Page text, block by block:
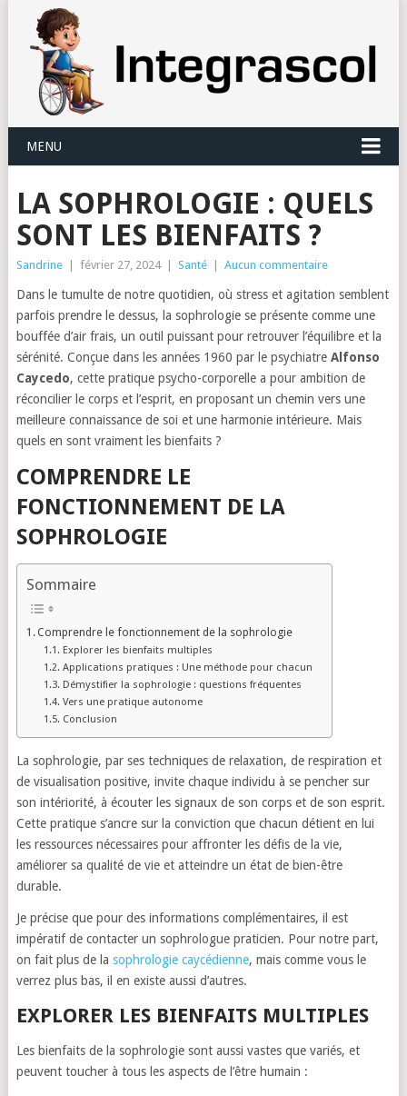
MENU
LA SOPHROLOGIE : QUELS
SONT LES BIENFAITS ?
Sandrine février 27, 2024 Santé Aucun commentaire
Dans le tumulte de notre quotidien, où stress et agitation semblent
parfois prendre le dessus, la sophrologie se présente comme une
bouffée d’air frais, un outil puissant pour retrouver l’équilibre et la
sérénité. Conçue dans les années 1960 par le psychiatre Alfonso
Caycedo, cette pratique psycho-corporelle a pour ambition de
réconcilier le corps et l’esprit, en proposant un chemin vers une
meilleure connaissance de soi et une harmonie intérieure. Mais
quels en sont vraiment les bienfaits ?
COMPRENDRE LE
FONCTIONNEMENT DE LA
SOPHROLOGIE
Sommaire
Comprendre le fonctionnement de la sophrologie
Explorer les bienfaits multiples
Applications pratiques : Une méthode pour chacun
Démystifier la sophrologie : questions fréquentes
Vers une pratique autonome
Conclusion
La sophrologie, par ses techniques de relaxation, de respiration et
de visualisation positive, invite chaque individu à se pencher sur
son intériorité, à écouter les signaux de son corps et de son esprit.
Cette pratique s’ancre sur la conviction que chacun détient en lui
les ressources nécessaires pour affronter les défis de la vie,
améliorer sa qualité de vie et atteindre un état de bien-être
durable.
Je précise que pour des informations complémentaires, il est
impératif de contacter un sophrologue praticien. Pour notre part,
on fait plus de la sophrologie caycédienne, mais comme vous le
verrez plus bas, il en existe aussi d’autres.
EXPLORER LES BIENFAITS MULTIPLES
Les bienfaits de la sophrologie sont aussi vastes que variés, et
peuvent toucher à tous les aspects de l’être humain :
Panneau de gestion des cookies